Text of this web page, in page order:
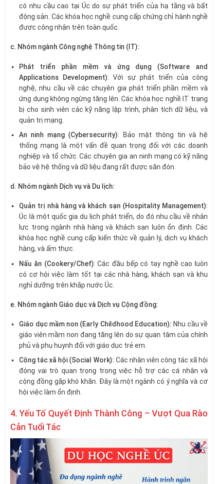
có nhu cầu cao tại Úc do sự phát triển của hạ tầng và bất
động sản. Các khóa học nghề cung cấp chứng chỉ hành nghề
được công nhận trên toàn quốc.
c. Nhóm ngành Công nghệ Thông tin (IT):
Phát triển phần mềm và ứng dụng (Software and
Applications Development): Với sự phát triển của công
nghệ, nhu cầu về các chuyên gia phát triển phần mềm và
ứng dụng không ngừng tăng lên. Các khóa học nghề IT trang
bị cho sinh viên các kỹ năng lập trình, phân tích dữ liệu, và
quản trị mạng.
An ninh mạng (Cybersecurity): Bảo mật thông tin và hệ
thống mạng là một vấn đề quan trọng đối với các doanh
nghiệp và tổ chức. Các chuyên gia an ninh mạng có kỹ năng
bảo vệ hệ thống và dữ liệu đang rất được săn đón.
d. Nhóm ngành Dịch vụ và Du lịch:
Quản trị nhà hàng và khách sạn (Hospitality Management):
Úc là một quốc gia du lịch phát triển, do đó nhu cầu về nhân
lực trong ngành nhà hàng và khách sạn luôn ổn định. Các
khóa học nghề cung cấp kiến thức về quản lý, dịch vụ khách
hàng, và ẩm thực.
Nấu ăn (Cookery/Chef): Các đầu bếp có tay nghề cao luôn
có cơ hội việc làm tốt tại các nhà hàng, khách sạn và khu
nghỉ dưỡng trên khắp nước Úc.
e. Nhóm ngành Giáo dục và Dịch vụ Cộng đồng:
Giáo dục mầm non (Early Childhood Education): Nhu cầu về
giáo viên mầm non đang tăng lên do sự quan tâm của chính
phủ và phụ huynh đối với giáo dục trẻ em.
Công tác xã hội (Social Work): Các nhân viên công tác xã hội
đóng vai trò quan trọng trong việc hỗ trợ các cá nhân và
cộng đồng gặp khó khăn. Đây là một ngành có ý nghĩa và cơ
hội việc làm ổn định.
4. Yếu Tố Quyết Định Thành Công – Vượt Qua Rào
Cản Tuổi Tác